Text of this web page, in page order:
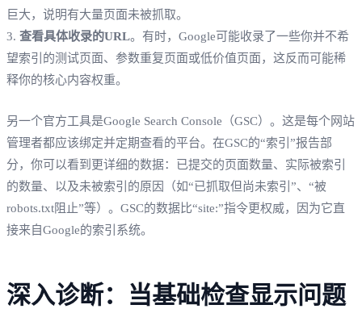
巨大，说明有大量页面未被抓取。
3. 查看具体收录的URL。有时，Google可能收录了一些你并不希
望索引的测试页面、参数重复页面或低价值页面，这反而可能稀
释你的核心内容权重。
另一个官方工具是Google Search Console（GSC）。这是每个网站
管理者都应该绑定并定期查看的平台。在GSC的“索引”报告部
分，你可以看到更详细的数据：已提交的页面数量、实际被索引
的数量、以及未被索引的原因（如“已抓取但尚未索引”、“被
robots.txt阻止”等）。GSC的数据比“site:”指令更权威，因为它直
接来自Google的索引系统。
深入诊断：当基础检查显示问题